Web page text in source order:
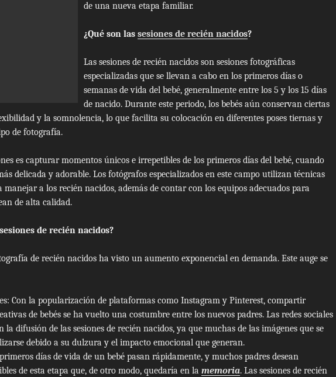
de una nueva etapa familiar.
¿Qué son las sesiones de recién nacidos?
Las sesiones de recién nacidos son sesiones fotográficas
especializadas que se llevan a cabo en los primeros días o
semanas de vida del bebé, generalmente entre los 5 y los 15 días
de nacido. Durante este periodo, los bebés aún conservan ciertas
y la somnolencia, lo que facilita su colocación en diferentes poses tiernas y
de fotografía.
es capturar momentos únicos e irrepetibles de los primeros días del bebé, cuando
delicada y adorable. Los fotógrafos especializados en este campo utilizan técnicas
manejar a los recién nacidos, además de contar con los equipos adecuados para
de alta calidad.
de recién nacidos?
de recién nacidos ha visto un aumento exponencial en demanda. Este auge se
Con la popularización de plataformas como Instagram y Pinterest, compartir
de bebés se ha vuelto una costumbre entre los nuevos padres. Las redes sociales
difusión de las sesiones de recién nacidos, ya que muchas de las imágenes que se
debido a su dulzura y el impacto emocional que generan.
días de vida de un bebé pasan rápidamente, y muchos padres desean
de esta etapa que, de otro modo, quedaría en la memoria. Las sesiones de recién